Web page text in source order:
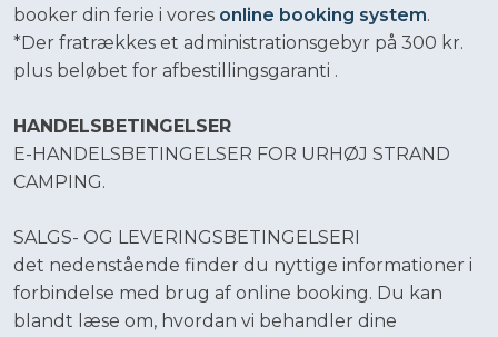
booker din ferie i vores online booking system.
*Der fratrækkes et administrationsgebyr på 300 kr.
plus beløbet for afbestillingsgaranti .
HANDELSBETINGELSER
​E-HANDELSBETINGELSER FOR URHØJ STRAND
CAMPING.
​SALGS- OG LEVERINGSBETINGELSERI
​det nedenstående finder du nyttige informationer i
forbindelse med brug af online booking. Du kan
blandt læse om, hvordan vi behandler dine